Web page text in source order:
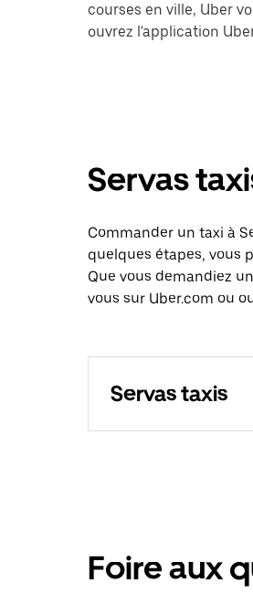
courses en ville, Uber
ouvrez l'application
Servas
Commander un taxi à
quelques étapes, vous
Que vous demandiez
vous sur Uber.com ou
Servas taxis
Foire aux